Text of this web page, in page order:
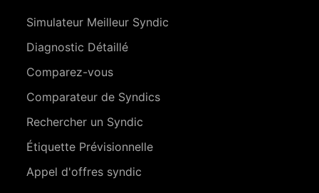
Simulateur Meilleur Syndic
Diagnostic Détaillé
Comparez-vous
Comparateur de Syndics
Rechercher un Syndic
Étiquette Prévisionnelle
Appel d'offres syndic